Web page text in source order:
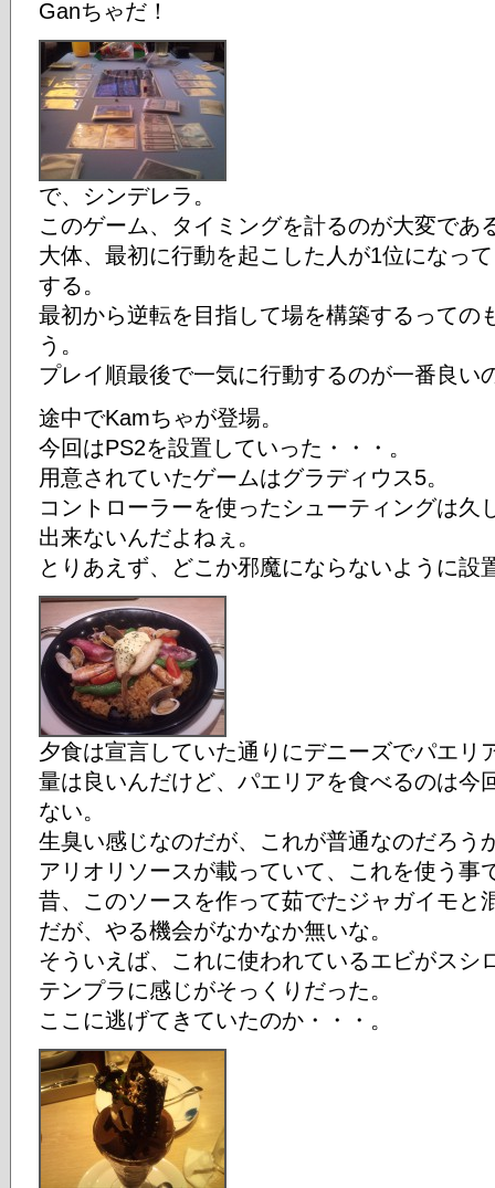
Ganちゃだ！
で、シンデレラ。
このゲーム、タイミングを計るのが大変であ
大体、最初に行動を起こした人が1位になっ
する。
最初から逆転を目指して場を構築するっての
う。
プレイ順最後で一気に行動するのが一番良い
途中でKamちゃが登場。
今回はPS2を設置していった・・・。
用意されていたゲームはグラディウス5。
コントローラーを使ったシューティングは久
出来ないんだよねぇ。
とりあえず、どこか邪魔にならないように設
夕食は宣言していた通りにデニーズでパエリ
量は良いんだけど、パエリアを食べるのは今
ない。
生臭い感じなのだが、これが普通なのだろう
アリオリソースが載っていて、これを使う事
昔、このソースを作って茹でたジャガイモと
だが、やる機会がなかなか無いな。
そういえば、これに使われているエビがスシ
テンプラに感じがそっくりだった。
ここに逃げてきていたのか・・・。